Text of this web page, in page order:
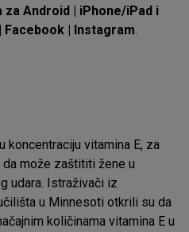
za Android iPhone/iPad i
Facebook Instagram.
koncentraciju vitamina E, za
može zaštititi žene u
udara. Istraživači iz
u Minnesoti otkrili su da
količinama vitamina E u